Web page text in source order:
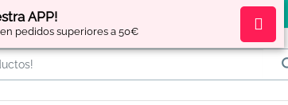
APP!
en pedidos superiores a 50€
y obtén